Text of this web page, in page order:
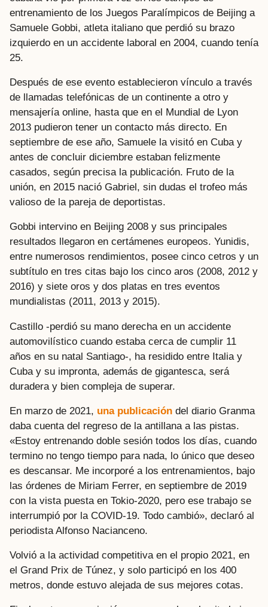
entrenamiento de los Juegos Paralímpicos de Beijing a
Samuele Gobbi, atleta italiano que perdió su brazo
izquierdo en un accidente laboral en 2004, cuando tenía
25.
Después de ese evento establecieron vínculo a través
de llamadas telefónicas de un continente a otro y
mensajería online, hasta que en el Mundial de Lyon
2013 pudieron tener un contacto más directo. En
septiembre de ese año, Samuele la visitó en Cuba y
antes de concluir diciembre estaban felizmente
casados, según precisa la publicación. Fruto de la
unión, en 2015 nació Gabriel, sin dudas el trofeo más
valioso de la pareja de deportistas.
Gobbi intervino en Beijing 2008 y sus principales
resultados llegaron en certámenes europeos. Yunidis,
entre numerosos rendimientos, posee cinco cetros y un
subtítulo en tres citas bajo los cinco aros (2008, 2012 y
2016) y siete oros y dos platas en tres eventos
mundialistas (2011, 2013 y 2015).
Castillo -perdió su mano derecha en un accidente
automovilístico cuando estaba cerca de cumplir 11
años en su natal Santiago-, ha residido entre Italia y
Cuba y su impronta, además de gigantesca, será
duradera y bien compleja de superar.
En marzo de 2021, una publicación del diario Granma
daba cuenta del regreso de la antillana a las pistas.
«Estoy entrenando doble sesión todos los días, cuando
termino no tengo tiempo para nada, lo único que deseo
es descansar. Me incorporé a los entrenamientos, bajo
las órdenes de Miriam Ferrer, en septiembre de 2019
con la vista puesta en Tokio-2020, pero ese trabajo se
interrumpió por la COVID-19. Todo cambió», declaró al
periodista Alfonso Nacianceno.
Volvió a la actividad competitiva en el propio 2021, en
el Grand Prix de Túnez, y solo participó en los 400
metros, donde estuvo alejada de sus mejores cotas.